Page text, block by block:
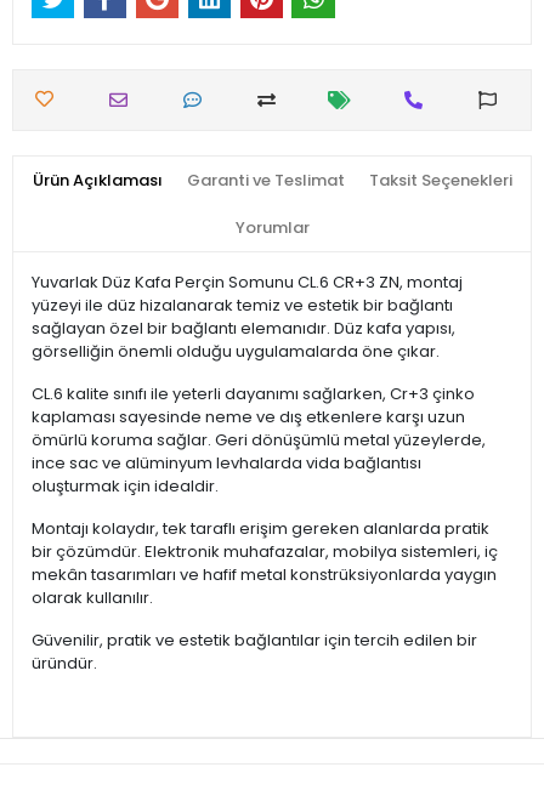
Ürün Açıklaması Garanti ve Teslimat Taksit Seçenekleri
Yorumlar
Yuvarlak Düz Kafa Perçin Somunu CL.6 CR+3 ZN, montaj
yüzeyi ile düz hizalanarak temiz ve estetik bir bağlantı
sağlayan özel bir bağlantı elemanıdır. Düz kafa yapısı,
görselliğin önemli olduğu uygulamalarda öne çıkar.
CL.6 kalite sınıfı ile yeterli dayanımı sağlarken, Cr+3 çinko
kaplaması sayesinde neme ve dış etkenlere karşı uzun
ömürlü koruma sağlar. Geri dönüşümlü metal yüzeylerde,
ince sac ve alüminyum levhalarda vida bağlantısı
oluşturmak için idealdir.
Montajı kolaydır, tek taraflı erişim gereken alanlarda pratik
bir çözümdür. Elektronik muhafazalar, mobilya sistemleri, iç
mekân tasarımları ve hafif metal konstrüksiyonlarda yaygın
olarak kullanılır.
Güvenilir, pratik ve estetik bağlantılar için tercih edilen bir
üründür.